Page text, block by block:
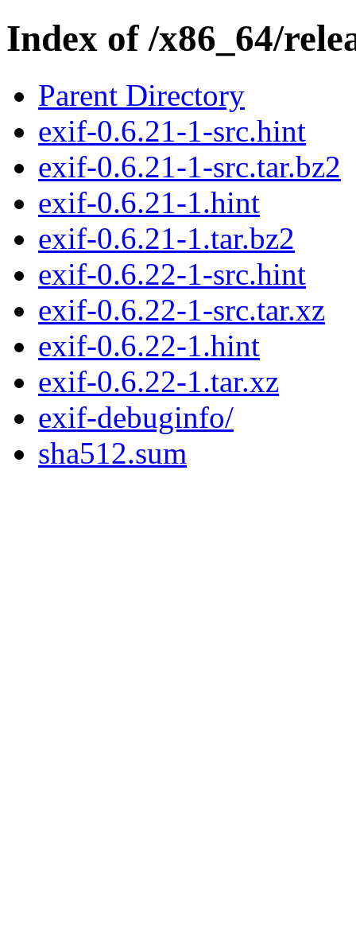
Index of /x86_64/
Parent Directory
exif-0.6.21-1-src.hint
exif-0.6.21-1-src.tar.bz2
exif-0.6.21-1.hint
exif-0.6.21-1.tar.bz2
exif-0.6.22-1-src.hint
exif-0.6.22-1-src.tar.xz
exif-0.6.22-1.hint
exif-0.6.22-1.tar.xz
exif-debuginfo/
sha512.sum